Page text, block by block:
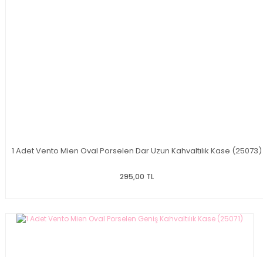
1 Adet Vento Mien Oval Porselen Dar Uzun Kahvaltılık Kase (25073)
295,00 TL